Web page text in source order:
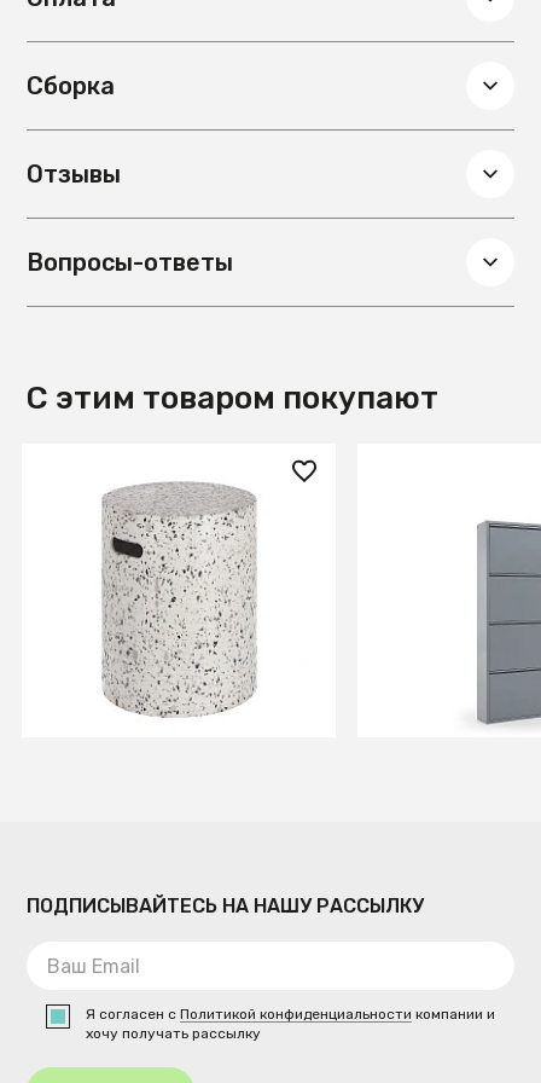
Сборка
Отзывы
Вопросы-ответы
С этим товаром покупают
29 990 ₽
Столик Jenell терраццо
белый 35 см
В КОРЗИНУ
металлическая
ПОДПИСЫВАЙТЕСЬ НА НАШУ РАССЫЛКУ
Я согласен сПолитикой конфиденциальности компании и
хочу получать рассылку